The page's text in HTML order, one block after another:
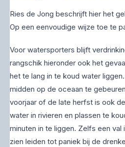
Ries de Jong beschrijft hier het
Op een eenvoudige wijze toe te
Voor watersporters blijft
rangschik hieronder ook het
het te lang in te koud water
midden op de oceaan te
voorjaar of de late herfst is ook
water in rivieren en plassen te
minuten in te liggen. Zelfs een val
zien leiden tot paniek bij de